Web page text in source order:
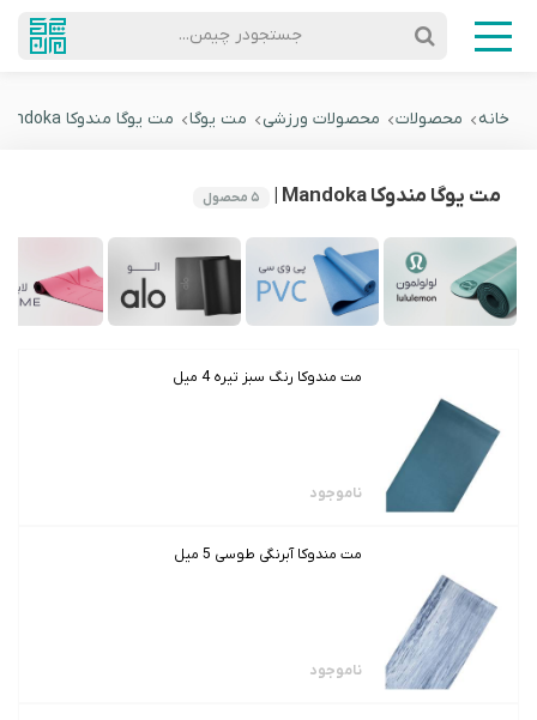
جستجودر چیمن...
خانه محصولات محصولات ورزشی مت یوگا مت یوگا مندوکا Mandoka
مت یوگا مندوکا Mandoka | ۵ محصول
مت مندوکا رنگ سبز تیره 4 میل
ناموجود
مت مندوکا آبرنگی طوسی 5 میل
ناموجود